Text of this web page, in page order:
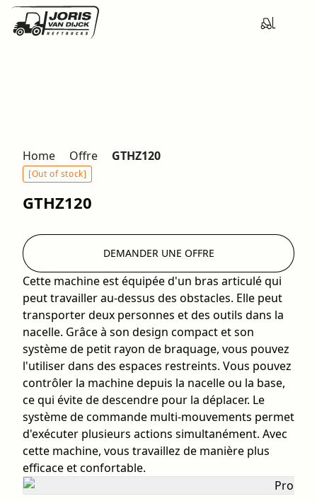
Home Offre GTHZ120
[Out of stock]
GTHZ120
Cette machine est équipée d'un bras articulé qui
peut travailler au-dessus des obstacles. Elle peut
transporter deux personnes et des outils dans la
nacelle. Grâce à son design compact et son
système de petit rayon de braquage, vous pouvez
l'utiliser dans des espaces restreints. Vous pouvez
contrôler la machine depuis la nacelle ou la base,
ce qui évite de descendre pour la déplacer. Le
système de commande multi-mouvements permet
d'exécuter plusieurs actions simultanément. Avec
cette machine, vous travaillez de manière plus
efficace et confortable.
DEMANDER UNE OFFRE